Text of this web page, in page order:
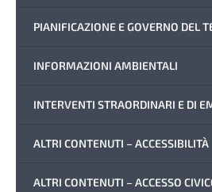
PIANIFICAZIONE E GOVERNO DEL
INFORMAZIONI AMBIENTALI
INTERVENTI STRAORDINARI E DI
ALTRI CONTENUTI – ACCESSIBILITÀ
ALTRI CONTENUTI – ACCESSO